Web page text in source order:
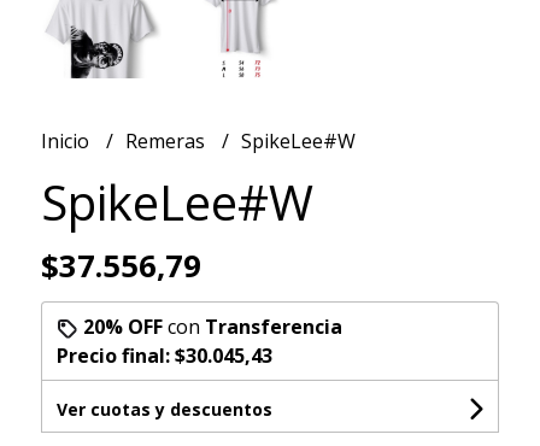
Inicio Remeras SpikeLee#W
SpikeLee#W
$37.556,79
20% OFFcon Transferencia
Precio final:$30.045,43
Ver cuotas y descuentos